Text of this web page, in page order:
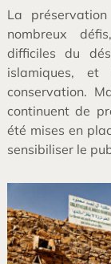
La
nombreux
difficiles du
islamiques,
conservation.
continuent de
été mises en
sensibiliser le